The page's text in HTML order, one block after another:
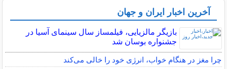
آخرین اخبار ایران و جهان
بازیگر مالزیایی، فیلمساز سال سینمای آسیا در
جشنواره بوسان شد
چرا مغز در هنگام خواب، انرژی خود را خالی می‌کند